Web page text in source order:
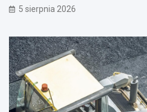
5 sierpnia 2026